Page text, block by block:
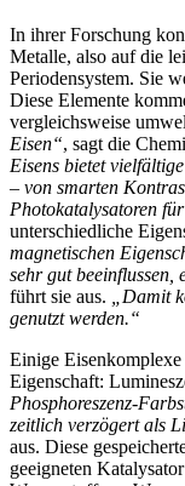
In ihrer Forschung
Metalle, also auf die
Periodensystem. Sie
Diese Elemente
vergleichsweise
Eisen“, sagt die
Eisens bietet
– von smarten
Photokatalysatoren
unterschiedliche
magnetischen
sehr gut beeinflussen,
führt sie aus.
„Damit
genutzt werden.“
Einige Eisenkomplexe
Eigenschaft:
Phosphoreszenz-
zeitlich verzögert als
aus. Diese
geeigneten